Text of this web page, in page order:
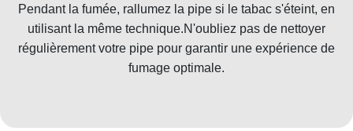
Pendant la fumée, rallumez la pipe si le tabac s'éteint, en
utilisant la même technique.N'oubliez pas de nettoyer
régulièrement votre pipe pour garantir une expérience de
fumage optimale.